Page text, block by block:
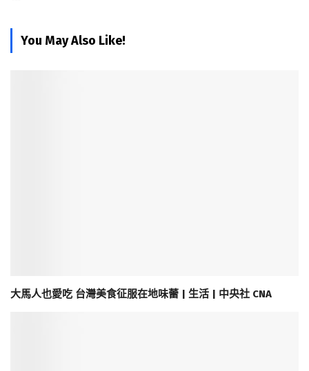
You May Also Like!
大馬人也愛吃 台灣美食征服在地味蕾 | 生活 | 中央社 CNA